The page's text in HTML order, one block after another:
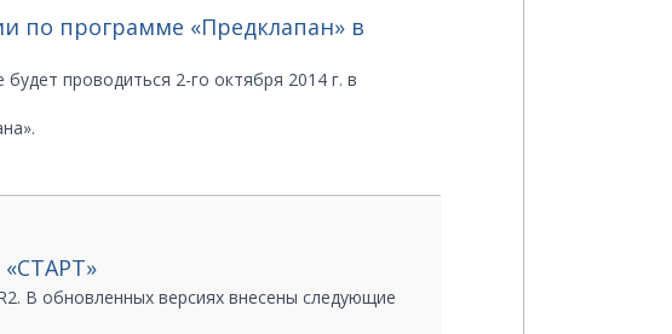
по программе «Предклапан» в
проводиться 2-го октября 2014 г. в
В обновленных версиях внесены следующие